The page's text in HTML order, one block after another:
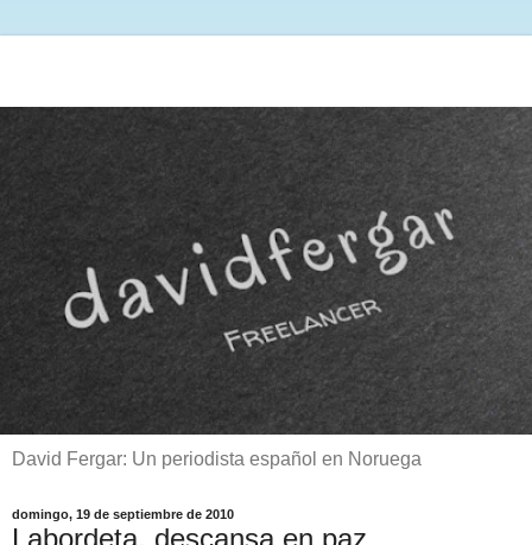
David Fergar: Un periodista español en Noruega
domingo, 19 de septiembre de 2010
Labordeta, descansa en paz